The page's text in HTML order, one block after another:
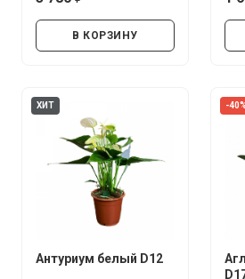
В КОРЗИНУ
ХИТ
Антуриум белый D12
-40%